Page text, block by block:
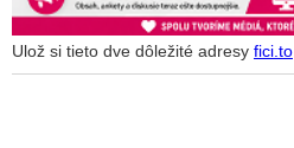
Ulož si tieto dve dôležité adresy fici.to